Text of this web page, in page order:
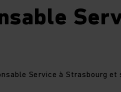
Service à Strasbourg